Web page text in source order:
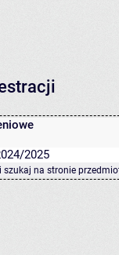
2025
szukaj na stronie